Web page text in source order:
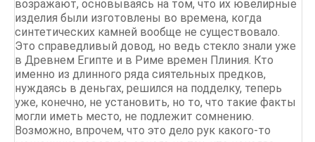
возражают, основываясь на том, что их ювелирные
изделия были изготовлены во времена, когда
синтетических камней вообще не существовало.
Это справедливый довод, но ведь стекло знали уже
в Древнем Египте и в Риме времен Плиния. Кто
именно из длинного ряда сиятельных предков,
нуждаясь в деньгах, решился на подделку, теперь
уже, конечно, не установить, но то, что такие факты
могли иметь место, не подлежит сомнению.
Возможно, впрочем, что это дело рук какого-то